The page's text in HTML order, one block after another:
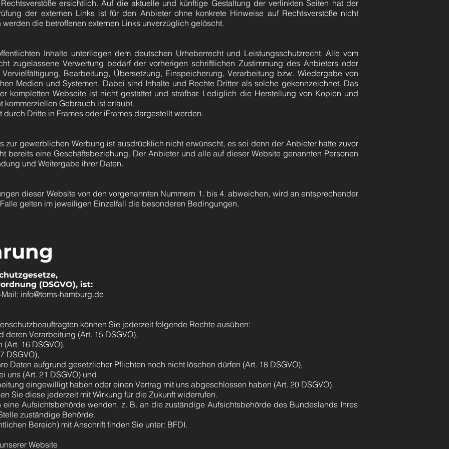
ersichtlich. Auf die aktuelle und künftige Gestaltung der verlinkten Seiten hat der
der externen Links ist für den Anbieter ohne konkrete Hinweise auf Rechtsverstöße nicht
die betroffenen externen Links unverzüglich gelöscht.
Inhalte unterliegen dem deutschen Urheberrecht und Leistungsschutzrecht. Alle vom
zugelassene Verwertung bedarf der vorherigen schriftlichen Zustimmung des Anbieters oder
Bearbeitung, Übersetzung, Einspeicherung, Verarbeitung bzw. Wiedergabe von
Medien und Systemen. Dabei sind Inhalte und Rechte Dritter als solche gekennzeichnet. Das
kompletten Webseite ist nicht gestattet und strafbar. Lediglich die Herstellung von Kopien und
Gebrauch ist erlaubt.
Dritte in Frames oder iFrames dargestellt werden.
zur gewerblichen Werbung ist ausdrücklich nicht erwünscht, es sei denn der Anbieter hatte zuvor
bereits eine Geschäftsbeziehung. Der Anbieter und alle auf dieser Website genannten Personen
und Weitergabe ihrer Daten.
dieser Website von den vorgenannten Nummern 1. bis 4. abweichen, wird an entsprechender
gelten im jeweiligen Einzelfall die besonderen Bedingungen.
(DSGVO), ist:
info@toms-hamburg.de
können Sie jederzeit folgende Rechte ausüben:
Verarbeitung (Art. 15 DSGVO),
16 DSGVO),
DSGVO),
Daten aufgrund gesetzlicher Pflichten noch nicht löschen dürfen (Art. 18 DSGVO),
uns (Art. 21 DSGVO) und
eingewilligt haben oder einen Vertrag mit uns abgeschlossen haben (Art. 20 DSGVO).
Sie diese jederzeit mit Wirkung für die Zukunft widerrufen.
Aufsichtsbehörde wenden, z. B. an die zuständige Aufsichtsbehörde des Bundeslands Ihres
zuständige Behörde.
Bereich) mit Anschrift finden Sie unter: BFDI.
Website